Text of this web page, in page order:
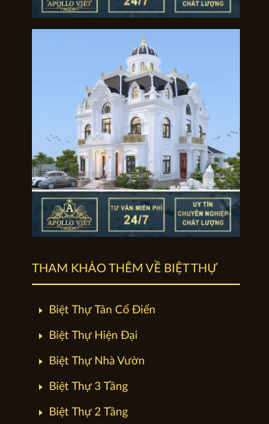
THAM KHẢO THÊM VỀ BIỆT THỰ
Biệt Thự Tân Cổ Điển
Biệt Thự Hiện Đại
Biệt Thự Nhà Vườn
Biệt Thự 3 Tầng
Biệt Thự 2 Tầng